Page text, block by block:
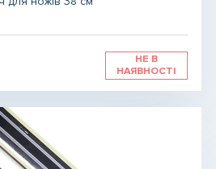
НЕ В
НАЯВНОСТІ